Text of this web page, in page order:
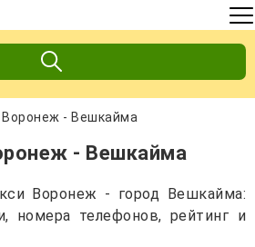
Воронеж - Вешкайма
- Вешкайма
Воронеж - город Вешкайма:
номера телефонов, рейтинг и